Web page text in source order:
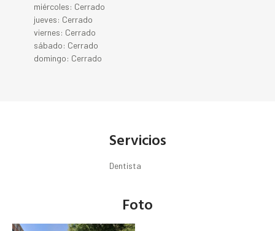
miércoles: Cerrado
jueves: Cerrado
viernes: Cerrado
sábado: Cerrado
domingo: Cerrado
Servicios
Dentista
Foto